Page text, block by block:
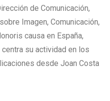
de Comunicación,
Imagen, Comunicación,
causa en España,
su actividad en los
desde Joan Costa